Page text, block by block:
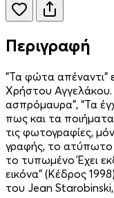
Περιγραφή
"Τα φώτα απέναντι"
Χρήστου Αγγελάκου.
ασπρόμαυρα”, “Τα
πως και τα
τις φωτογραφίες,
γραφής, το ατύπωτο
το τυπωμένο Έχει
εικόνα" (Κέδρος
του Jean Starobinski,